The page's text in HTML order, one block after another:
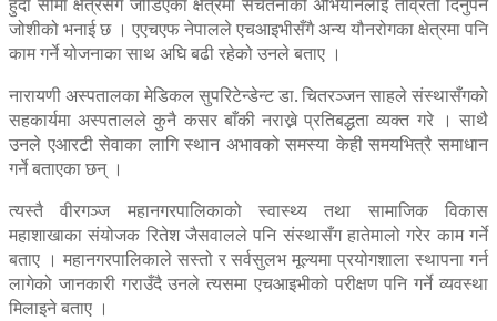
जोशीको भनाई छ । एएचएफ नेपालले एचआइभीसँगै अन्य यौनरोगका क्षेत्रमा पनि
काम गर्ने योजनाका साथ अघि बढी रहेको उनले बताए ।
नारायणी अस्पतालका मेडिकल सुपरिटेन्डेन्ट डा. चितरञ्जन साहले संस्थासँगको
सहकार्यमा अस्पतालले कुनै कसर बाँकी नराख्ने प्रतिबद्धता व्यक्त गरे । साथै
उनले एआरटी सेवाका लागि स्थान अभावको समस्या केही समयभित्रै समाधान
गर्ने बताएका छन् ।
त्यस्तै वीरगञ्ज महानगरपालिकाको स्वास्थ्य तथा सामाजिक विकास
महाशाखाका संयोजक रितेश जैसवालले पनि संस्थासँग हातेमालो गरेर काम गर्ने
बताए । महानगरपालिकाले सस्तो र सर्वसुलभ मूल्यमा प्रयोगशाला स्थापना गर्न
लागेको जानकारी गराउँदै उनले त्यसमा एचआइभीको परीक्षण पनि गर्ने व्यवस्था
मिलाइने बताए ।